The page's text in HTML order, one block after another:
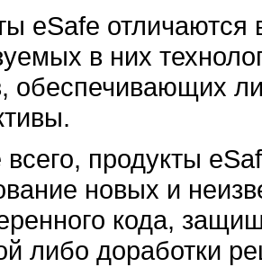
eSafe отличаются
в них
обеспечивающих
продукты
новых и
кода,
либо доработки